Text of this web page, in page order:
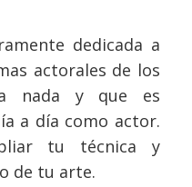
dedicada a
actorales de los
nada y que es
a día como actor.
tu técnica y
de tu arte.